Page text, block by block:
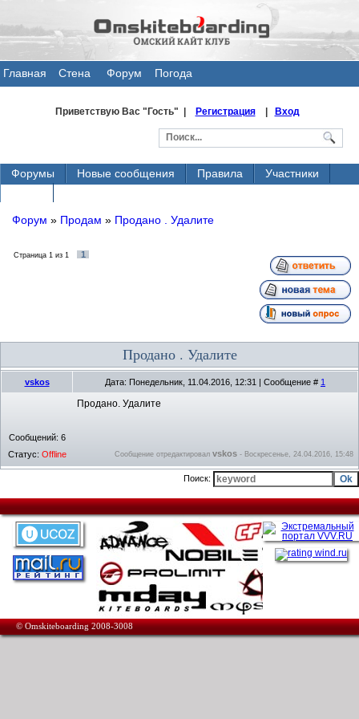
Главная
Стена
Форум Погода
Приветствую Вас"Гость" | Регистрация| Вход
Форумы Новые сообщения Правила
Участники
Форум » Продам » Продано . Удалите
Страница 1 из 1 1
Продано . Удалите
vskos Дата: Понедельник, 11.04.2016, 12:31 | Сообщение # 1
Сообщений: 6
Статус: Offline
Продано. Удалите
Сообщение отредактировал vskos - Воскресенье, 24.04.2016, 15:48
Поиск:
© Omskiteboarding 2008-3008